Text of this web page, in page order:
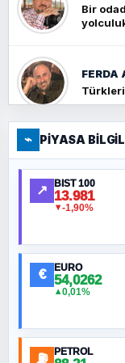
Bir
FERDA
Ankara
MURAT
⌁ PIYASA
↗ BIST 100
13.981
▼-1,90%
€ EURO
54,0262
▲0,01%
⛽ PETROL